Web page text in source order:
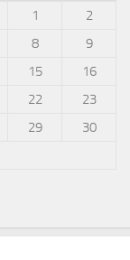
1
2
8
9
15
16
22
23
29
30